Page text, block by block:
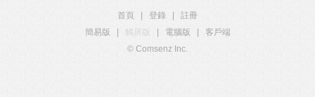
首頁 登錄
註冊
簡易版
觸屏版 電腦版
客戶端
© Comsenz Inc.